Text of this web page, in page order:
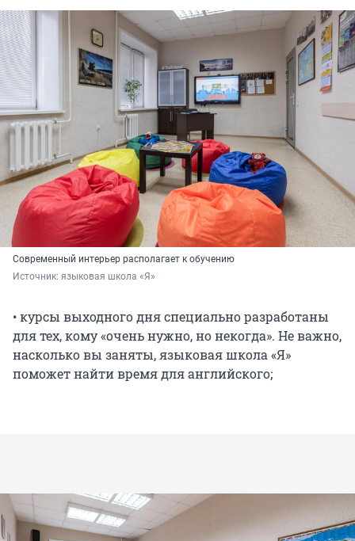
Современный интерьер располагает к обучению
Источник: языковая школа «Я»
• курсы выходного дня специально разработаны
для тех, кому «очень нужно, но некогда». Не важно,
насколько вы заняты, языковая школа «Я»
поможет найти время для английского;